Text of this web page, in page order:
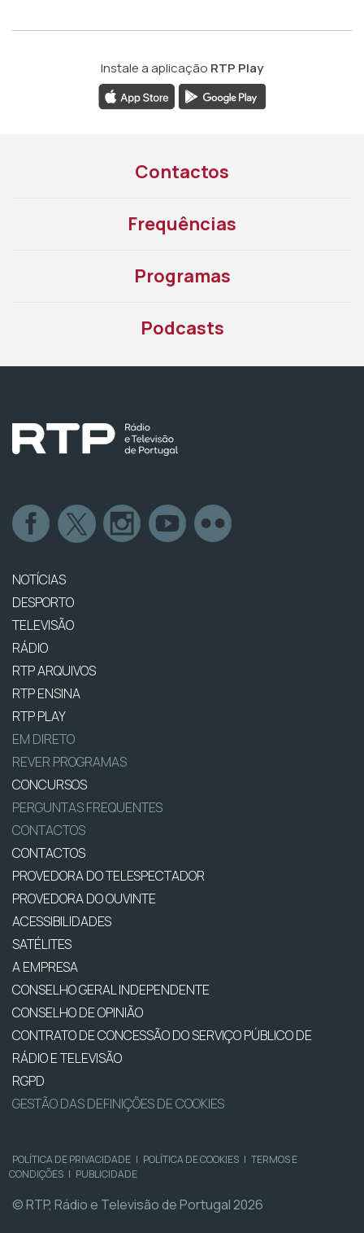
Instale a aplicação RTP Play
Contactos
Frequências
Programas
Podcasts
NOTÍCIAS
DESPORTO
TELEVISÃO
RÁDIO
RTP ARQUIVOS
RTP ENSINA
RTP PLAY
EM DIRETO
REVER PROGRAMAS
CONCURSOS
PERGUNTAS FREQUENTES
CONTACTOS
CONTACTOS
PROVEDORA DO TELESPECTADOR
PROVEDORA DO OUVINTE
ACESSIBILIDADES
SATÉLITES
A EMPRESA
CONSELHO GERAL INDEPENDENTE
CONSELHO DE OPINIÃO
CONTRATO DE CONCESSÃO DO SERVIÇO PÚBLICO DE
RÁDIO E TELEVISÃO
RGPD
GESTÃO DAS DEFINIÇÕES DE COOKIES
POLÍTICA DE PRIVACIDADE | POLÍTICA DE COOKIES | TERMOS E
CONDIÇÕES | PUBLICIDADE
© RTP, Rádio e Televisão de Portugal 2026